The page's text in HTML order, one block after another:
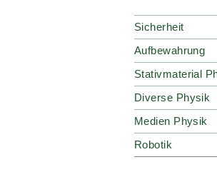
Sicherheit
Aufbewahrung
Stativmaterial
Diverse Physik
Medien Physik
Robotik